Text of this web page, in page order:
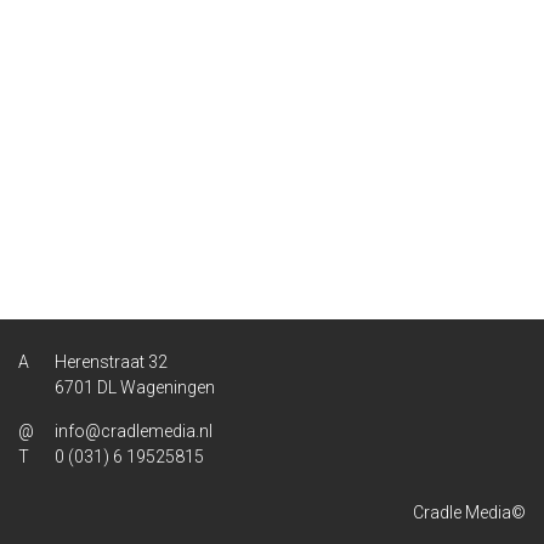
Herenstraat 32
6701 DL Wageningen
info@cradlemedia.nl
0 (031) 6 19525815
Cradle Media©